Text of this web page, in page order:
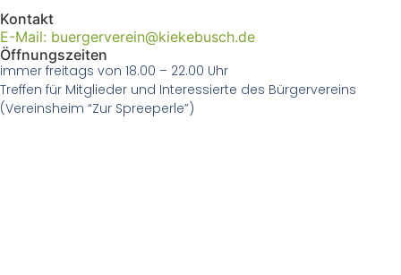
Kontakt
E-Mail: buergerverein@kiekebusch.de
Öffnungszeiten
immer freitags von 18.00 – 22.00 Uhr
Treffen für Mitglieder und Interessierte des Bürgervereins
(Vereinsheim “Zur Spreeperle”)